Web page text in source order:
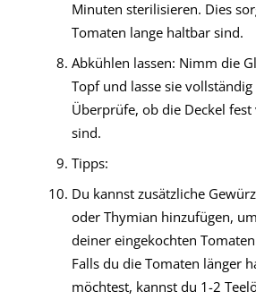
Minuten sterilisieren. Dies
Tomaten lange haltbar sind.
Abkühlen lassen: Nimm die
Topf und lasse sie
Überprüfe, ob die Deckel fest
sind.
Tipps:
Du kannst zusätzliche
oder Thymian hinzufügen,
deiner eingekochten
Falls du die Tomaten länger
möchtest, kannst du 1-2